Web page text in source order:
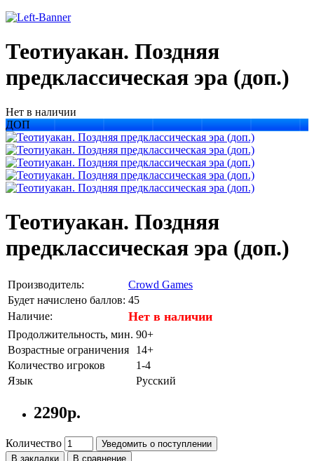
Теотиуакан. Поздняя
предклассическая эра (доп.)
Нет в наличии
ДОП
Теотиуакан. Поздняя
предклассическая эра (доп.)
Производитель:
Crowd Games
Будет начислено баллов: 45
Наличие:
Нет в наличии
Продолжительность, мин. 90+
Возрастные ограничения
14+
Количество игроков
1-4
Язык
Русский
2290р.
Количество
Уведомить о поступлении
В закладки
В сравнение